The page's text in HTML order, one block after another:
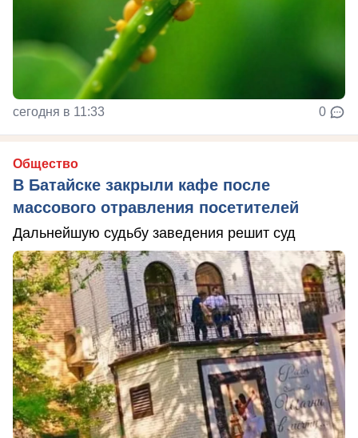
сегодня в 11:33 0
Общество
В Батайске закрыли кафе после
массового отравления посетителей
Дальнейшую судьбу заведения решит суд